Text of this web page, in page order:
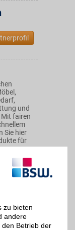
und
fairen
Sie hier
für
und ein
zu bieten
andere
den Betrieb der